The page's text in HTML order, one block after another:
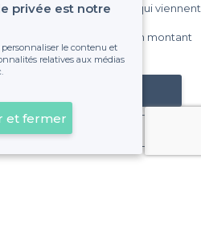
le million de visiteurs qui viennent
vous payez un montant
voir déraper la facture.
établissement
client
privée est notre
le contenu et
relatives aux médias
et fermer